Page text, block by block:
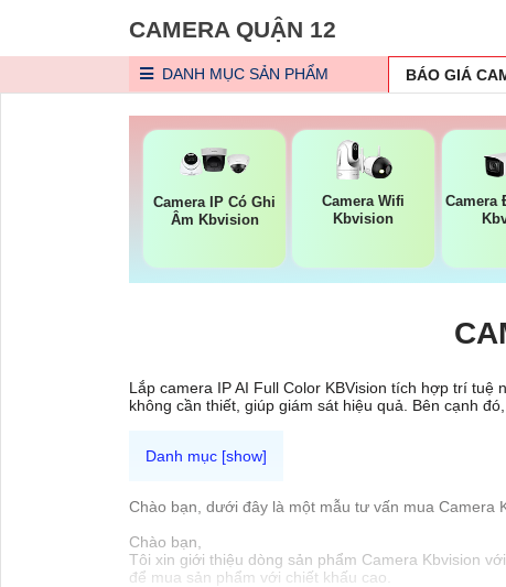
CAMERA QUẬN 12
DANH MỤC SẢN PHẨM BÁO GIÁ
Camera IP Có Ghi
Âm Kbvision
Camera Wifi
Kbvision
Camera
Lắp camera IP AI Full Color KBVision tích hợp trí
không cần thiết, giúp giám sát hiệu quả. Bên cạnh
Chào bạn, dưới đây là một mẫu tư vấn mua Camera
Chào bạn,
Tôi xin giới thiệu dòng sản phẩm Camera Kbvision
để mua sản phẩm với chiết khấu cao.